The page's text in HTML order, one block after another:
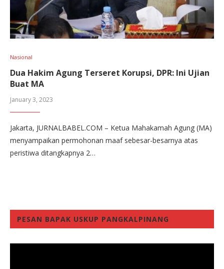
Nasional
Dua Hakim Agung Terseret Korupsi, DPR: Ini Ujian
Buat MA
January 3, 2023
Jakarta, JURNALBABEL.COM – Ketua Mahakamah Agung (MA)
menyampaikan permohonan maaf sebesar-besarnya atas
peristiwa ditangkapnya 2…
PESAN BAPAK USKUP PANGKALPINANG